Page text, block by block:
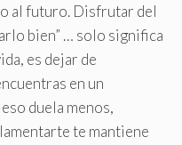
al futuro. Disfrutar del
bien” … solo significa
es dejar de
en un
duela menos,
te mantiene